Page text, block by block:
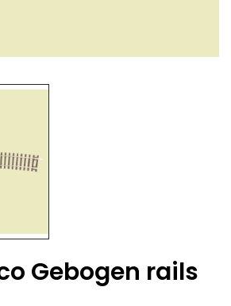
Gebogen rails